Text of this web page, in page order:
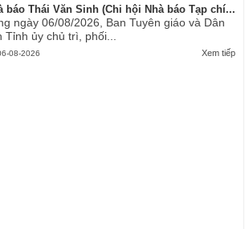
báo Thái Văn Sinh (Chi hội Nhà báo Tạp chí...
ngày 06/08/2026, Ban Tuyên giáo và Dân
Tỉnh ủy chủ trì, phối...
Xem tiếp
08-2026